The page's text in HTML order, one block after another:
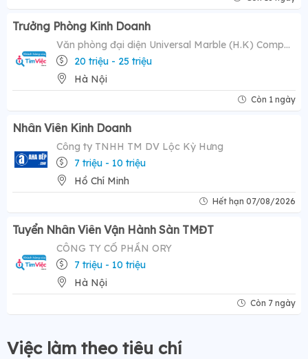
Trưởng Phòng Kinh Doanh
Văn phòng đại diện Universal Marble (H.K) Company Limited
20 triệu - 25 triệu
Hà Nội
Còn 1 ngày
Nhân Viên Kinh Doanh
Công ty TNHH TM DV Lộc Kỳ Hưng
7 triệu - 10 triệu
Hồ Chí Minh
Hết hạn 07/08/2026
Tuyển Nhân Viên Vận Hành Sàn TMĐT
CÔNG TY CỔ PHẦN ORY
7 triệu - 10 triệu
Hà Nội
Còn 7 ngày
Việc làm theo tiêu chí